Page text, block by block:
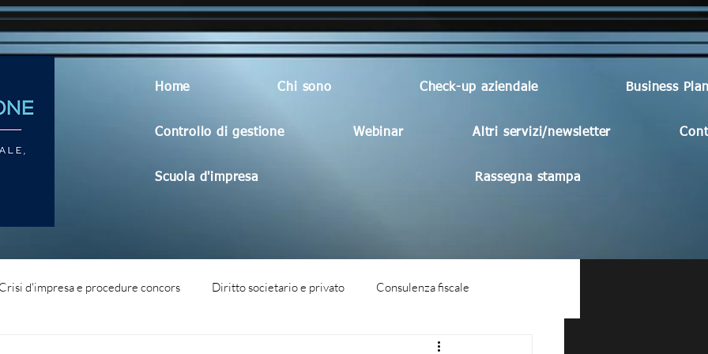
Home Chi sono Check-up aziendale Business
Controllo di gestione Webinar Altri servizi/newsletter
Scuola d'impresa Rassegna stampa
Crisi d'impresa e procedure concors Diritto societario e privato Consulenza fiscale
aziendale